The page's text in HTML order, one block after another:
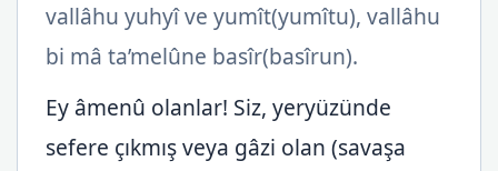
vallâhu yuhyî ve yumît(yumîtu), vallâhu
bi mâ ta’melûne basîr(basîrun).
Ey âmenû olanlar! Siz, yeryüzünde
sefere çıkmış veya gâzi olan (savaşa